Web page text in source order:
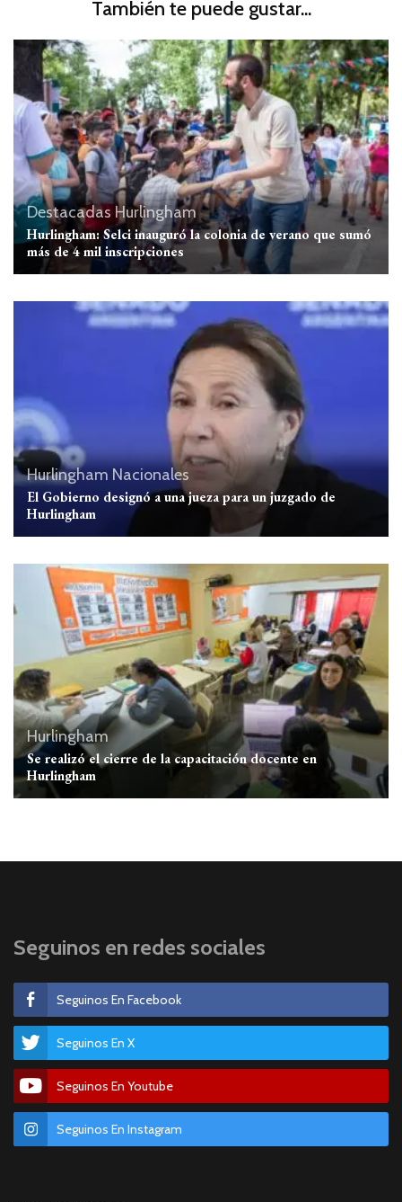
También te puede gustar...
Destacadas Hurlingham
Hurlingham: Selci inauguró la colonia de verano que sumó
más de 4 mil inscripciones
Hurlingham Nacionales
El Gobierno designó a una jueza para un juzgado de
Hurlingham
Hurlingham
Se realizó el cierre de la capacitación docente en
Hurlingham
Seguinos en redes sociales
Seguinos En Facebook
Seguinos En X
Seguinos En Youtube
Seguinos En Instagram